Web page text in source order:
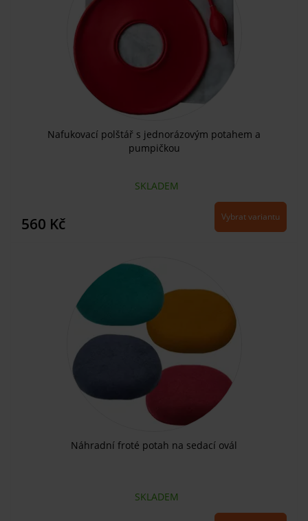
Nafukovací polštář s jednorázovým potahem a
pumpičkou
SKLADEM
560 Kč Vybrat variantu
Náhradní froté potah na sedací ovál
SKLADEM